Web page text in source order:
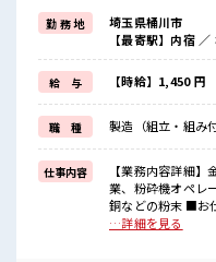
家族や友人と一緒にプライベ
≪髪型自由≫
基本的に髪色自由で明るす
(規定有)≪機能的な制服ア
制服があるので、
毎日の服装の悩み解消♪
≪未経験でも活躍できる≫
新しいことにチャレンジする
しっかり働く環境が整って
イチからスキルUP・ステッ
■職場の雰囲気
髪型にこだわりのあるアナタ
勤 務 地
埼玉県桶川市
【最寄駅】内宿
給 与 【時給】1,450 円
職 種 製造（組立・組み付
仕事内容
【業務内容詳細
業、粉砕機オペレ
銅などの粉末 ■お仕事PR ≪残業多めでがっつり稼ぐ≫ 高収入
を希望される方に
…詳細を見る